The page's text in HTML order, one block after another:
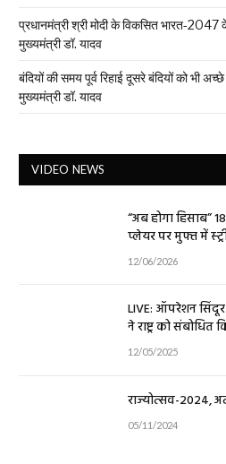
प्रधानमंत्री श्री मोदी के विकसित भारत-2047
मुख्यमंत्री डॉ. यादव
बंदियों की समय पूर्व रिहाई दूसरे बंदियों को भी
मुख्यमंत्री डॉ. यादव
VIDEO NEWS
“अब होगा
प्लेयर पर मुफ्त में
12/06/2026
LIVE: ऑपरेशन सिंदूर
ने राष्ट्र को संबोधित
12/05/2025
राज्योत्सव-2024,
05/11/2024